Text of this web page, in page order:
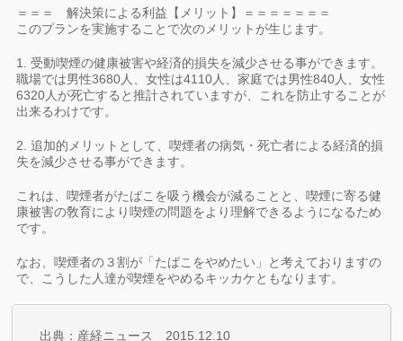
＝＝＝ 解決策による利益【メリット】＝＝＝＝＝＝＝
このプランを実施することで次のメリットが生じます。
1. 受動喫煙の健康被害や経済的損失を減少させる事ができます。
職場では男性3680人、女性は4110人、家庭では男性840人、女性
6320人が死亡すると推計されていますが、これを防止することが
出来るわけです。
2. 追加的メリットとして、喫煙者の病気・死亡者による経済的損
失を減少させる事ができます。
これは、喫煙者がたばこを吸う機会が減ることと、喫煙に寄る健
康被害の敎育により喫煙の問題をより理解できるようになるため
です。
なお、喫煙者の３割が「たばこをやめたい」と考えておりますの
で、こうした人達が喫煙をやめるキッカケともなります。
出典：産経ニュース 2015.12.10